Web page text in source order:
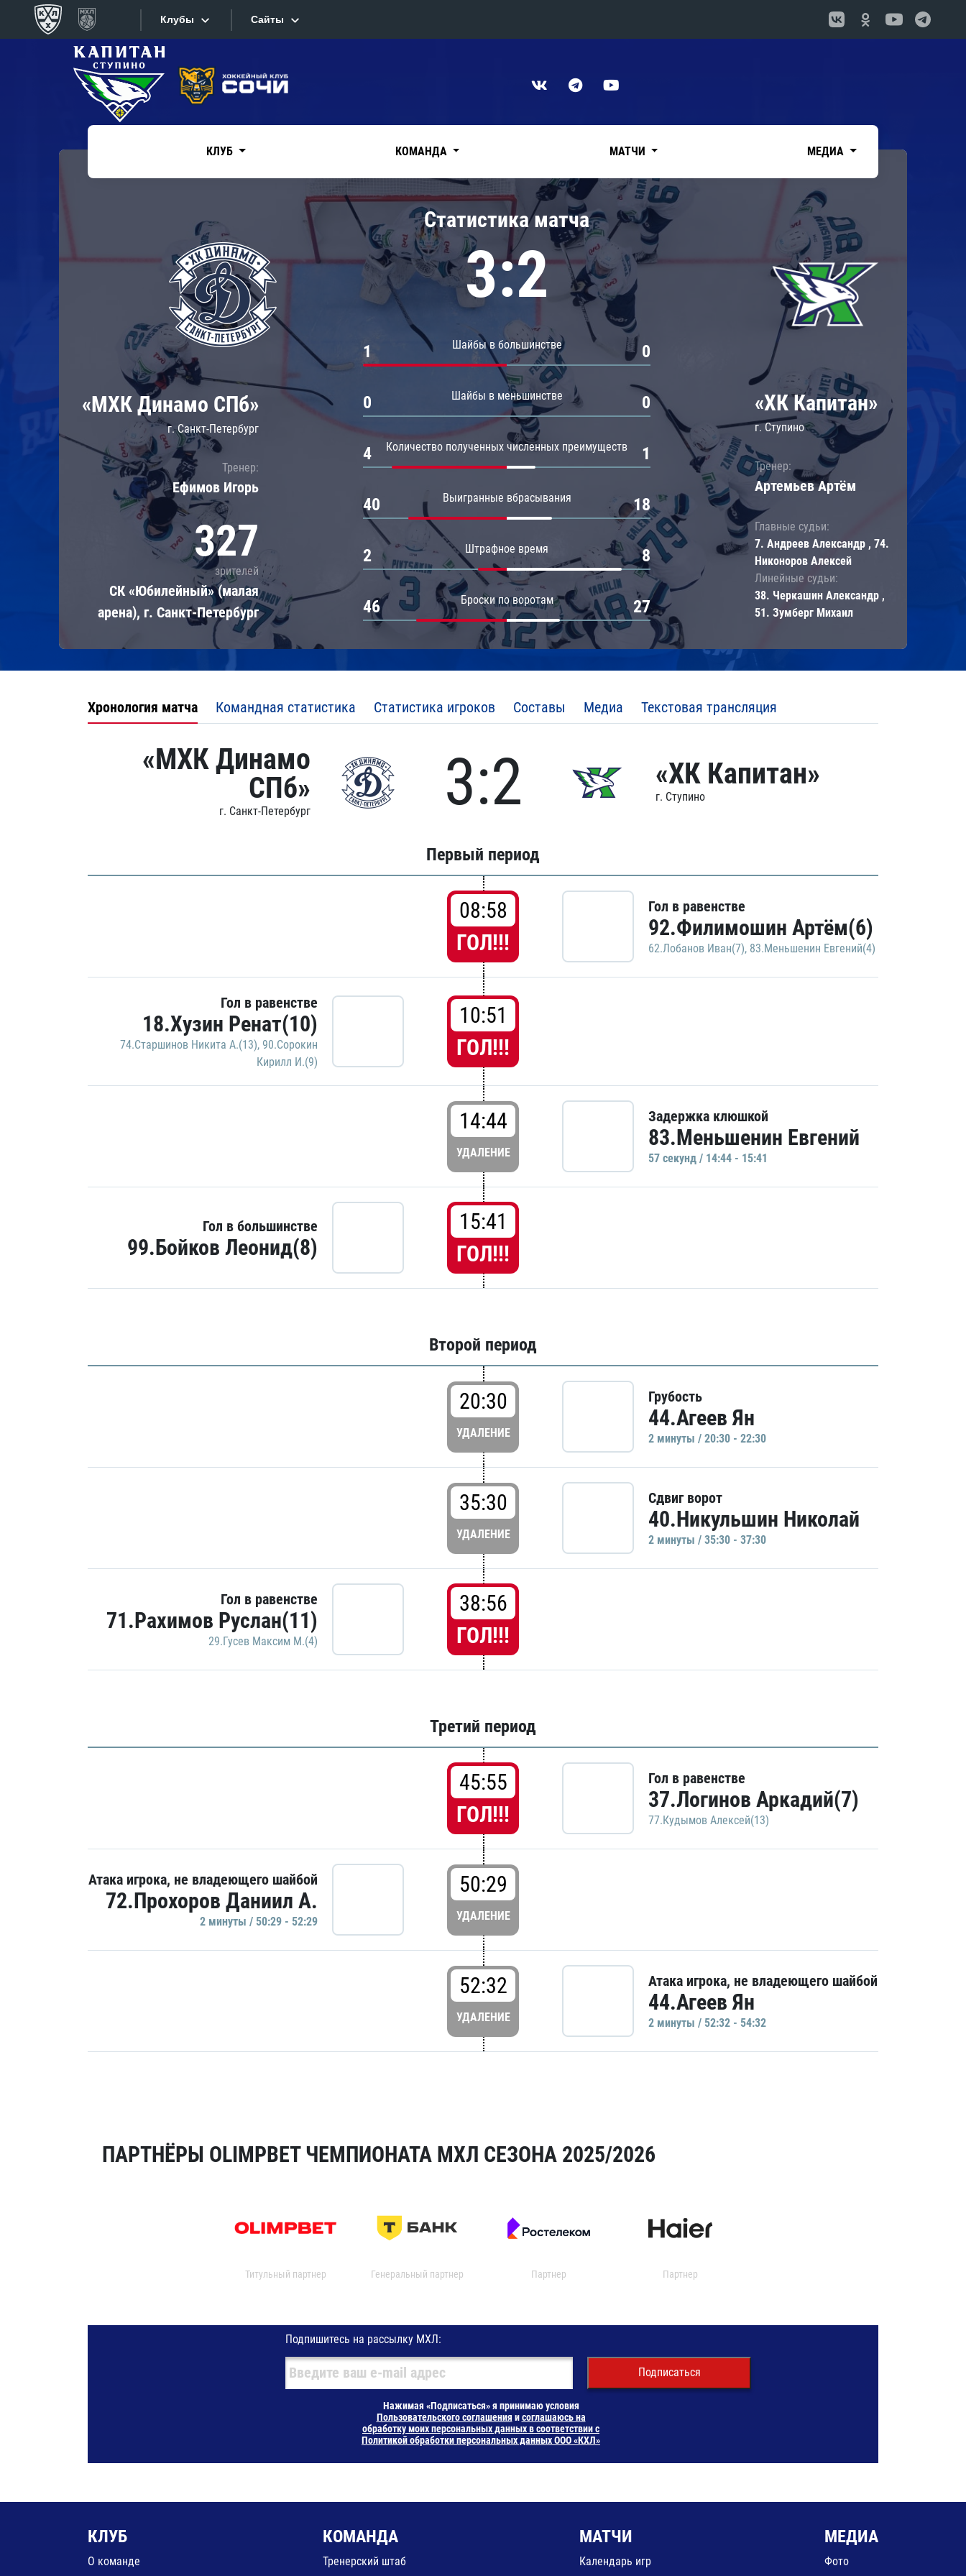
Клубы
Конференция «Запад»
Дивизион Боброва
Дивизион Тарасова
Динамо Мн
Динамо М
Локомотив
ЦСКА
Шанхайские Драконы
Ак Барс
Нефтехимик
Дивизион Чернышева
Авангард
Адмирал
Сибирь
Сайты
Сайты
Текстовые трансляции
Интернет-магазин
Фотобанк
Приложение КХЛ
КЛУБ КОМАНДА МАТЧИ МЕДИА
«МХК Динамо СПб»
г. Санкт-Петербург
Тренер:
Ефимов Игорь
327
зрителей
СК «Юбилейный» (малая
арена), г. Санкт-Петербург
Статистика матча
3:2
Шайбы в большинстве
1 0
Шайбы в меньшинстве
0 0
Количество полученных численных преимуществ
4 1
Выигранные вбрасывания
40 18
Штрафное время
2 8
Броски по воротам
46 27
«ХК Капитан»
г. Ступино
Тренер:
Артемьев Артём
Главные судьи:
7. Андреев Александр , 74.
Никоноров Алексей
Линейные судьи:
38. Черкашин Александр ,
51. Зумберг Михаил
Хронология матча Командная статистика Статистика игроков Составы Медиа Текстовая трансляция
«МХК Динамо
СПб»
г. Санкт-Петербург 3:2 «ХК Капитан»
г. Ступино
Первый период
08:58
ГОЛ!!!
Гол в равенстве
92.Филимошин Артём(6)
62.Лобанов Иван(7), 83.Меньшенин Евгений(4)
Гол в равенстве
18.Хузин Ренат(10)
74.Старшинов Никита А.(13), 90.Сорокин
Кирилл И.(9)
10:51
ГОЛ!!!
14:44
УДАЛЕНИЕ
Задержка клюшкой
83.Меньшенин Евгений
57 секунд / 14:44 - 15:41
Гол в большинстве
99.Бойков Леонид(8)
15:41
ГОЛ!!!
Второй период
20:30
УДАЛЕНИЕ
Грубость
44.Агеев Ян
2 минуты / 20:30 - 22:30
35:30
УДАЛЕНИЕ
Сдвиг ворот
40.Никульшин Николай
2 минуты / 35:30 - 37:30
Гол в равенстве
71.Рахимов Руслан(11)
29.Гусев Максим М.(4)
38:56
ГОЛ!!!
Третий период
45:55
ГОЛ!!!
Гол в равенстве
37.Логинов Аркадий(7)
77.Кудымов Алексей(13)
Атака игрока, не владеющего шайбой
72.Прохоров Даниил А.
2 минуты / 50:29 - 52:29
50:29
УДАЛЕНИЕ
52:32
УДАЛЕНИЕ
Атака игрока, не владеющего шайбой
44.Агеев Ян
2 минуты / 52:32 - 54:32
ПАРТНЁРЫ OLIMPBET ЧЕМПИОНАТА МХЛ СЕЗОНА 2025/2026
Титульный партнер Генеральный партнер Партнер Партнер
Подпишитесь на рассылку МХЛ:
Подписаться
Нажимая «Подписаться» я принимаю условия
Пользовательского соглашения исоглашаюсь на
обработку моих персональных данных в соответствии с
Политикой обработки персональных данных ООО «КХЛ»
КЛУБ
О команде
КОМАНДА
Тренерский штаб
МАТЧИ
Календарь игр
МЕДИА
Фото